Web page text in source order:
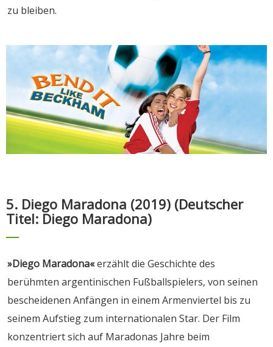
zu bleiben.
5. Diego Maradona (2019) (Deutscher
Titel: Diego Maradona)
»Diego Maradona«erzählt die Geschichte des
berühmten argentinischen Fußballspielers, von seinen
bescheidenen Anfängen in einem Armenviertel bis zu
seinem Aufstieg zum internationalen Star. Der Film
konzentriert sich auf Maradonas Jahre beim